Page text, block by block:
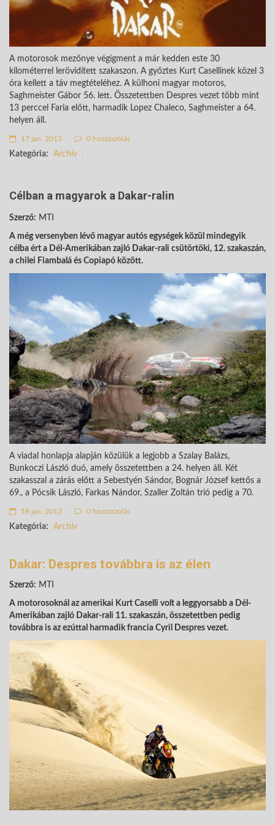
A motorosok mezőnye végigment a már kedden este 30
kilométerrel lerövidített szakaszon. A győztes Kurt Casellinek közel 3
óra kellett a táv megtételéhez. A külhoni magyar motoros,
Saghmeister Gábor 56. lett. Összetettben Despres vezet több mint
13 perccel Faria előtt, harmadik Lopez Chaleco, Saghmeister a 64.
helyen áll.
17 jan. 2013 0 hozzászólás
Kategória: Archív
Célban a magyarok a Dakar-ralin
Szerző: MTI
A még versenyben lévő magyar autós egységek közül mindegyik
célba ért a Dél-Amerikában zajló Dakar-rali csütörtöki, 12. szakaszán,
a chilei Fiambalá és Copiapó között.
A viadal honlapja alapján közülük a legjobb a Szalay Balázs,
Bunkoczi László duó, amely összetettben a 24. helyen áll. Két
szakasszal a zárás előtt a Sebestyén Sándor, Bognár József kettős a
69., a Pócsik László, Farkas Nándor, Szaller Zoltán trió pedig a 70.
18 jan. 2013 0 hozzászólás
Kategória: Archív
Dakar: Despres továbbra is az élen
Szerző: MTI
A motorosoknál az amerikai Kurt Caselli volt a leggyorsabb a Dél-
Amerikában zajló Dakar-rali 11. szakaszán, összetettben pedig
továbbra is az ezúttal harmadik francia Cyril Despres vezet.